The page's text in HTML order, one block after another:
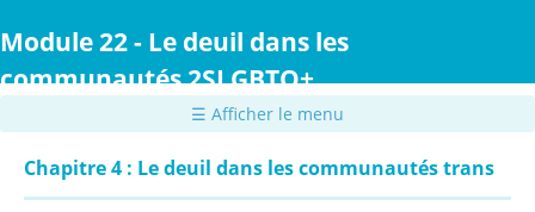
au
principal
Module 22 - Le deuil dans les
communautés 2SLGBTQ+
☰ Afficher le menu
Chapitre 4 : Le deuil dans les communautés trans